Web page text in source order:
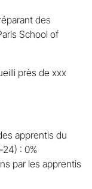
des
School of
près de xxx
apprentis du
: 0%
par les apprentis